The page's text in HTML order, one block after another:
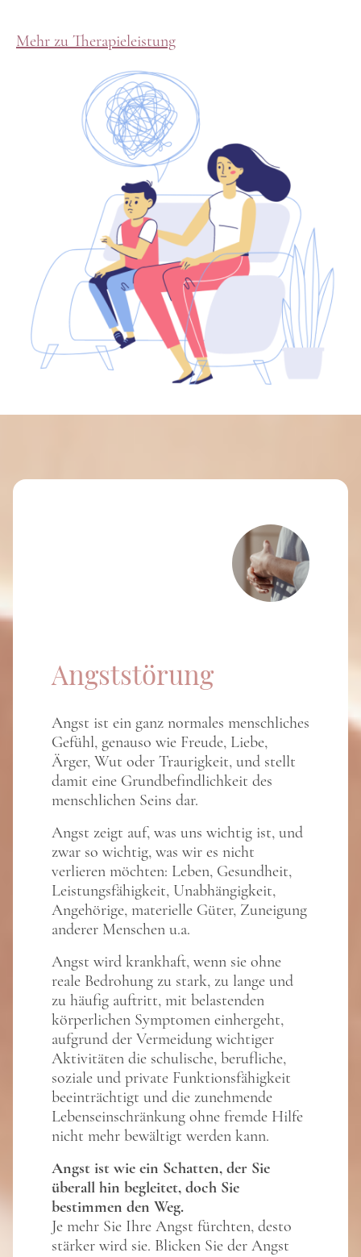
Mehr zu Therapieleistung
Angststörung
Angst ist ein ganz normales menschliches
Gefühl, genauso wie Freude, Liebe,
Ärger, Wut oder Traurigkeit, und stellt
damit eine Grundbefindlichkeit des
menschlichen Seins dar.
Angst zeigt auf, was uns wichtig ist, und
zwar so wichtig, was wir es nicht
verlieren möchten: Leben, Gesundheit,
Leistungsfähigkeit, Unabhängigkeit,
Angehörige, materielle Güter, Zuneigung
anderer Menschen u.a.
Angst wird krankhaft, wenn sie ohne
reale Bedrohung zu stark, zu lange und
zu häufig auftritt, mit belastenden
körperlichen Symptomen einhergeht,
aufgrund der Vermeidung wichtiger
Aktivitäten die schulische, berufliche,
soziale und private Funktionsfähigkeit
beeinträchtigt und die zunehmende
Lebenseinschränkung ohne fremde Hilfe
nicht mehr bewältigt werden kann.
Angst ist wie ein Schatten, der Sie
überall hin begleitet, doch Sie
bestimmen den Weg.
Je mehr Sie Ihre Angst fürchten, desto
stärker wird sie. Blicken Sie der Angst